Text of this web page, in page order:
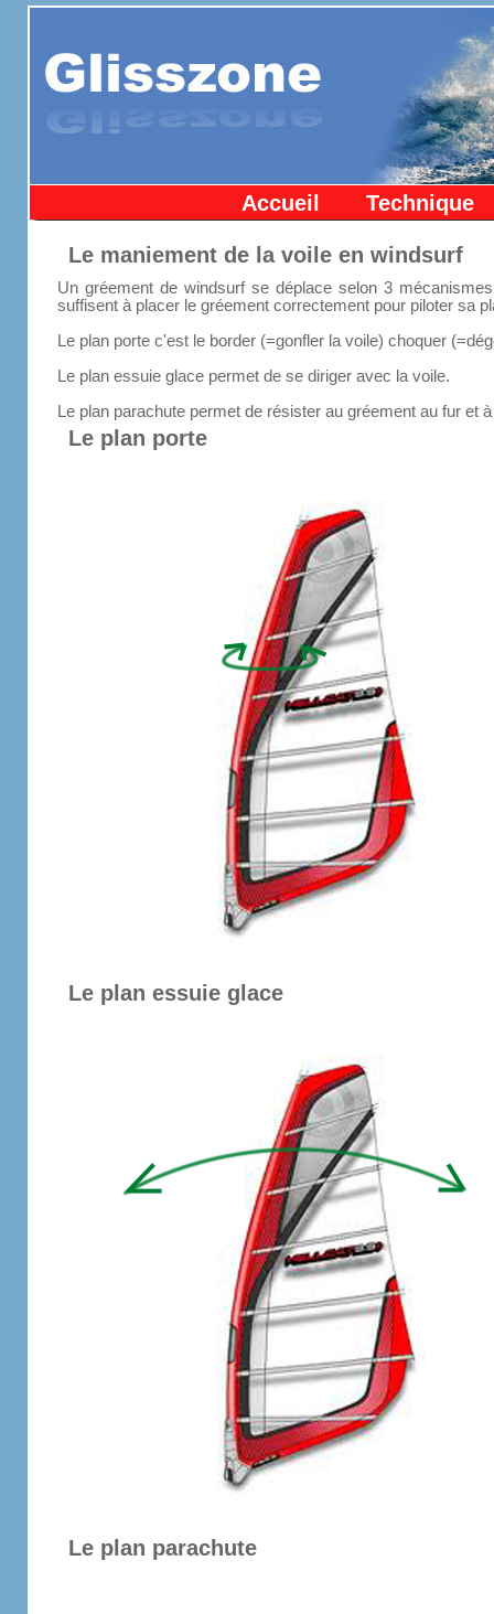
Accueil Technique
Le maniement de la voile en windsurf
Un gréement de windsurf se déplace selon 3
suffisent à placer le gréement correctement pour piloter sa
Le plan porte c'est le border (=gonfler la voile) choquer
Le plan essuie glace permet de se diriger avec la voile.
Le plan parachute permet de résister au gréement au fur et
Le plan porte
Le plan essuie glace
Le plan parachute